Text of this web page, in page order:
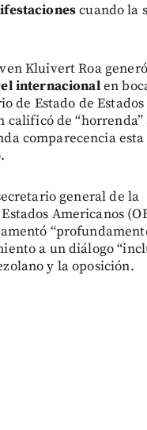
cuando la
Kluivert Roa
internacionalen
de Estado de Estados
calificó de
comparecencia esta
general de la
Americanos
a un diálogo
y la oposición.